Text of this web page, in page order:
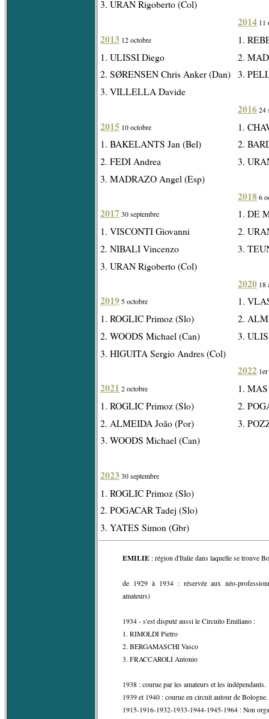
3. URAN Rigoberto (Col)
2013 12 octobre
1. ULISSI Diego
2. SØRENSEN Chris Anker (Dan)
3. VILLELLA Davide
2015 10 octobre
1. BAKELANTS Jan (Bel)
2. FEDI Andrea
3. MADRAZO Angel (Esp)
2017 30 septembre
1. VISCONTI Giovanni
2. NIBALI Vincenzo
3. URAN Rigoberto (Col)
2019 5 octobre
1. ROGLIC Primoz (Slo)
2. WOODS Michael (Can)
3. HIGUITA Sergio Andres (Col)
2021 2 octobre
1. ROGLIC Primoz (Slo)
2. ALMEIDA João (Por)
3. WOODS Michael (Can)
2023 30 septembre
1. ROGLIC Primoz (Slo)
2. POGACAR Tadej (Slo)
3. YATES Simon (Gbr)
2014 11
1.
2.
3.
2016 24
1.
2.
3.
2018 6
1. DE
2.
3.
2020 18
1.
2.
3.
2022
1.
2.
3.
EMILIE : région d'Italie dans laquelle se trouve
de 1929 à 1934 : réservée aux néo-
amateurs)
1934 - s'est disputé aussi le Circuito Emiliano :
1. RIMOLDI Pietro
2. BERGAMASCHI Vasco
3. FRACCAROLI Antonio
1938 : courue par les amateurs et les indépendants.
1939 et 1940 : courue en circuit autour de Bologne.
1915-1916-1932-1933-1944-1945-1964 : Non